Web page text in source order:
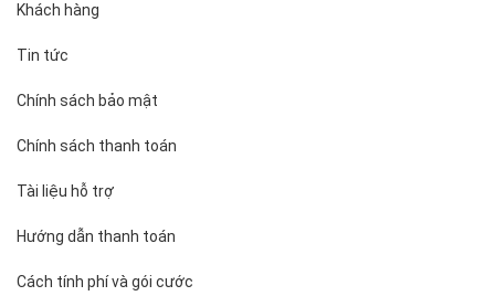
Khách hàng
Tin tức
Chính sách bảo mật
Chính sách thanh toán
Tài liệu hỗ trợ
Hướng dẫn thanh toán
Cách tính phí và gói cước